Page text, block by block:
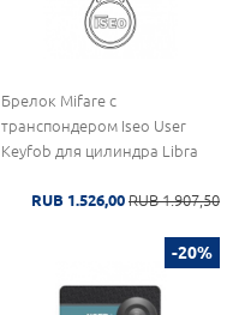
Брелок Mifare с
транспондером Iseo User
Keyfob для цилиндра Libra
RUB 1.526,00 RUB 1.907,50
-20%